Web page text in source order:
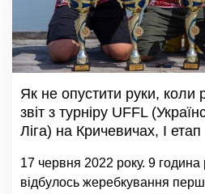
Як не опустити руки,
звіт з турніру UFFL
Ліга) на Кричевичах, I етап
17 червня 2022 року. 9
відбулось жеребкування